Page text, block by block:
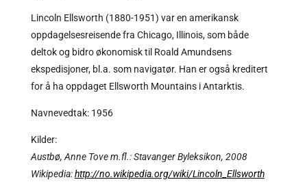
Lincoln Ellsworth (1880-1951) var en amerikansk
oppdagelsesreisende fra Chicago, Illinois, som både
deltok og bidro økonomisk til Roald Amundsens
ekspedisjoner, bl.a. som navigatør. Han er også kreditert
for å ha oppdaget Ellsworth Mountains i Antarktis.
Navnevedtak: 1956
Kilder:
Austbø, Anne Tove m.fl.: Stavanger Byleksikon, 2008
Wikipedia:http://no.wikipedia.org/wiki/Lincoln_Ellsworth